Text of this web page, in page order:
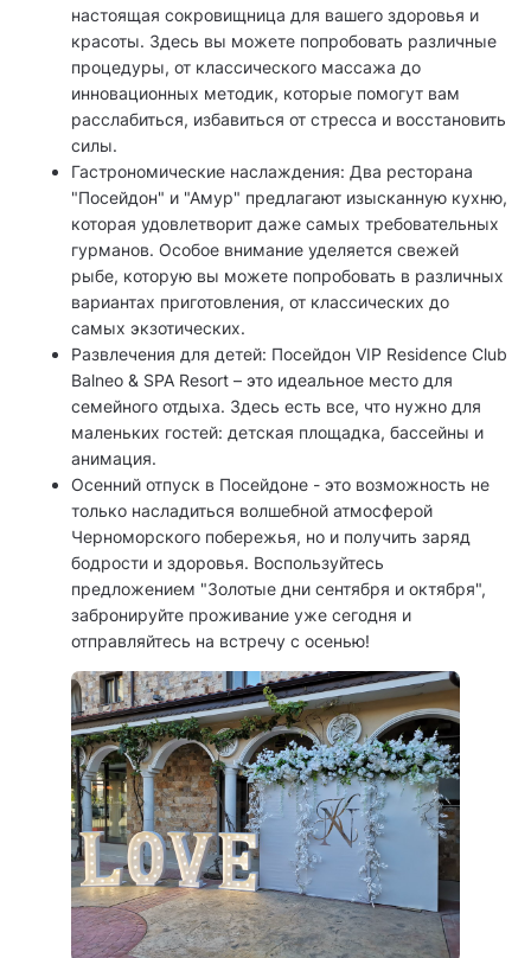
настоящая сокровищница для вашего здоровья и
красоты. Здесь вы можете попробовать различные
процедуры, от классического массажа до
инновационных методик, которые помогут вам
расслабиться, избавиться от стресса и восстановить
силы.
Гастрономические наслаждения: Два ресторана
"Посейдон" и "Амур" предлагают изысканную кухню,
которая удовлетворит даже самых требовательных
гурманов. Особое внимание уделяется свежей
рыбе, которую вы можете попробовать в различных
вариантах приготовления, от классических до
самых экзотических.
Развлечения для детей: Посейдон VIP Residence Club
Balneo & SPA Resort – это идеальное место для
семейного отдыха. Здесь есть все, что нужно для
маленьких гостей: детская площадка, бассейны и
анимация.
Осенний отпуск в Посейдоне - это возможность не
только насладиться волшебной атмосферой
Черноморского побережья, но и получить заряд
бодрости и здоровья. Воспользуйтесь
предложением "Золотые дни сентября и октября",
забронируйте проживание уже сегодня и
отправляйтесь на встречу с осенью!